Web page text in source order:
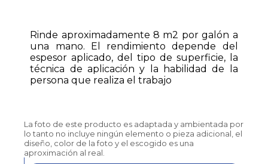
Rinde aproximadamente 8 m2 por galón a
una mano. El rendimiento depende del
espesor aplicado, del tipo de superficie, la
técnica de aplicación y la habilidad de la
persona que realiza el trabajo
La foto de este producto es adaptada y ambientada por
lo tanto no incluye ningún elemento o pieza adicional, el
diseño, color de la foto y el escogido es una
aproximación al real.